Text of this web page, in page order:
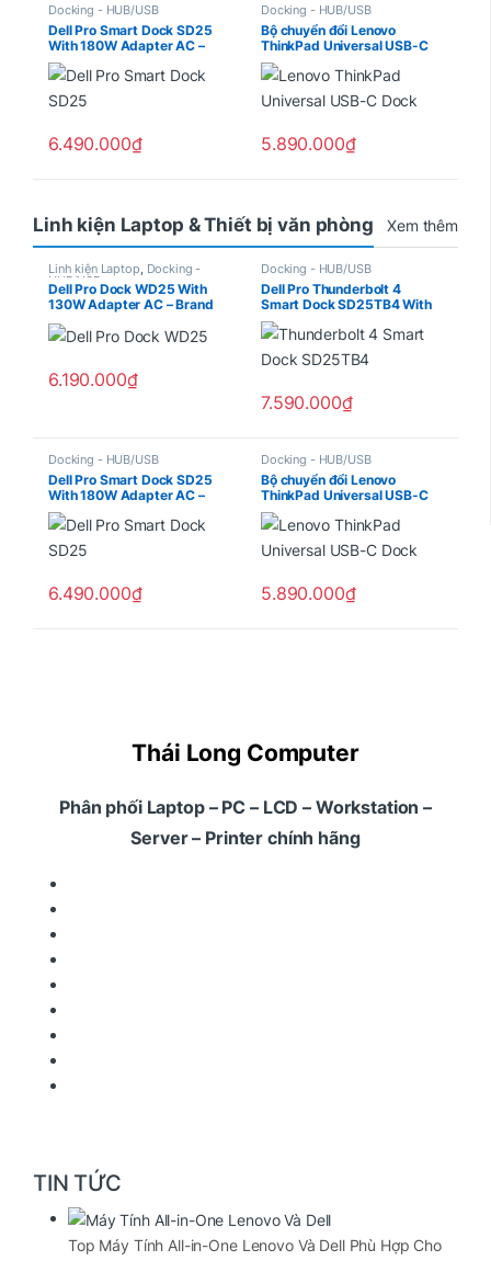
Docking - HUB/USB
Dell Pro Smart Dock SD25
With 180W Adapter AC –
Brand New BH Dell 3 Year
6.490.000₫
Docking - HUB/USB
Bộ chuyển đổi Lenovo
ThinkPad Universal USB-C
Dock 40AY0090AE
5.890.000₫
Linh kiện Laptop & Thiết bị văn phòng Xem thêm
Linh kiện Laptop, Docking -
HUB/USB
Dell Pro Dock WD25 With
130W Adapter AC – Brand
New BH Dell 3 Year
6.190.000₫
Docking - HUB/USB
Dell Pro Thunderbolt 4
Smart Dock SD25TB4 With
180W Adapter AC – Brand
New BH Dell 3 Year
7.590.000₫
Docking - HUB/USB
Dell Pro Smart Dock SD25
With 180W Adapter AC –
Brand New BH Dell 3 Year
6.490.000₫
Docking - HUB/USB
Bộ chuyển đổi Lenovo
ThinkPad Universal USB-C
Dock 40AY0090AE
5.890.000₫
Thái Long Computer
Phân phối Laptop – PC – LCD – Workstation –
Server – Printer chính hãng
TIN TỨC
Top Máy Tính All-in-One Lenovo Và Dell Phù Hợp Cho